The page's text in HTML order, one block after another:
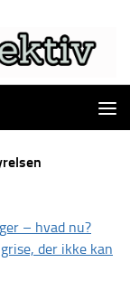
– hvad nu?
der ikke kan